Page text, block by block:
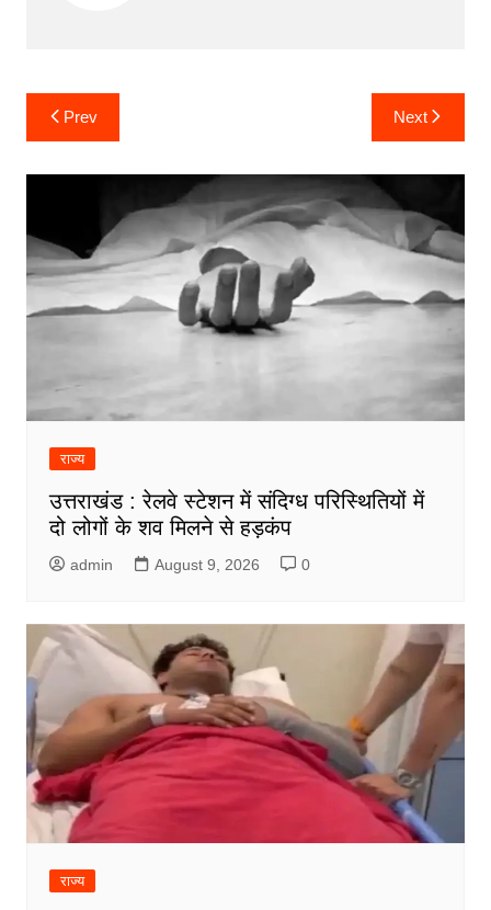
Post
navigation
Prev Next
राज्य
उत्तराखंड : रेलवे स्टेशन में संदिग्ध परिस्थितियों में
दो लोगों के शव मिलने से हड़कंप
admin August 9, 2026 0
राज्य